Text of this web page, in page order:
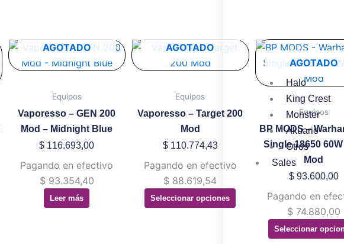
Halo
King Crest
Monster
Akuario
Otros
Sales
AGOTADO
Equipos
Vaporesso – GEN 200
Mod – Midnight Blue
$ 116.693,00
Pagando en efectivo
$ 93.354,40
Leer más
AGOTADO
Equipos
Vaporesso – Target 200
Mod
$110.774,43
Pagando en efectivo
$ 88.619,54
Seleccionar opciones
Este
producto
múltiples
variantes.
Las
opciones
pueden
elegir
en
AGOTADO
Equipos
BP MODS –
Single 18650
Mod
$93.600,00
Pagando en
$ 74.880,00
Seleccionar
Este
tiene
Las
se
pueden
en
la
página